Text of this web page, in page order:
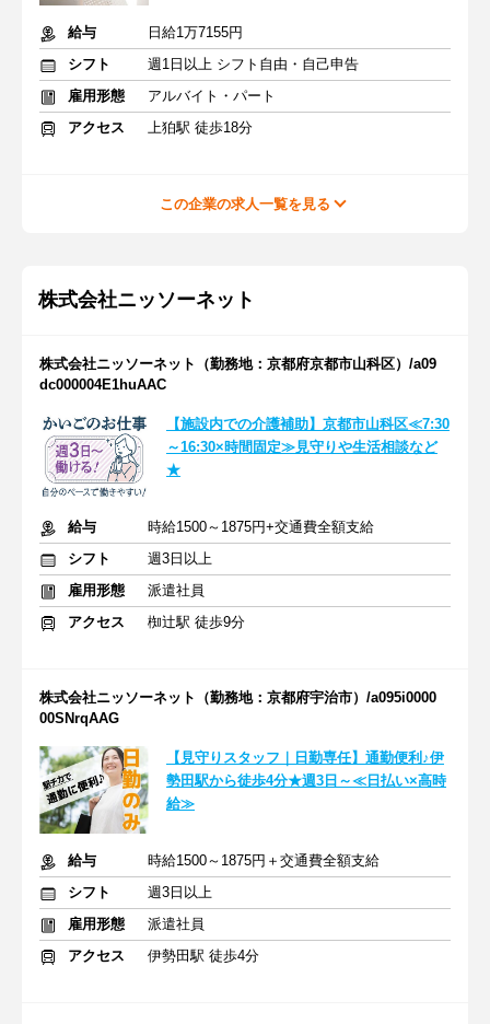
給与
日給1万7155円
シフト
週1日以上 シフト自由・自己申告
雇用形態
アルバイト・パート
アクセス
上狛駅 徒歩18分
この企業の求人一覧を見る
株式会社ニッソーネット
株式会社ニッソーネット（勤務地：京都府京都市山科区）/a09
dc000004E1huAAC
【施設内での介護補助】京都市山科区≪7:30
～16:30×時間固定≫見守りや生活相談など
★
給与
時給1500～1875円+交通費全額支給
シフト
週3日以上
雇用形態
派遣社員
アクセス
椥辻駅 徒歩9分
株式会社ニッソーネット（勤務地：京都府宇治市）/a095i0000
00SNrqAAG
【見守りスタッフ｜日勤専任】通勤便利♪伊
勢田駅から徒歩4分★週3日～≪日払い×高時
給≫
給与
時給1500～1875円＋交通費全額支給
シフト
週3日以上
雇用形態
派遣社員
アクセス
伊勢田駅 徒歩4分